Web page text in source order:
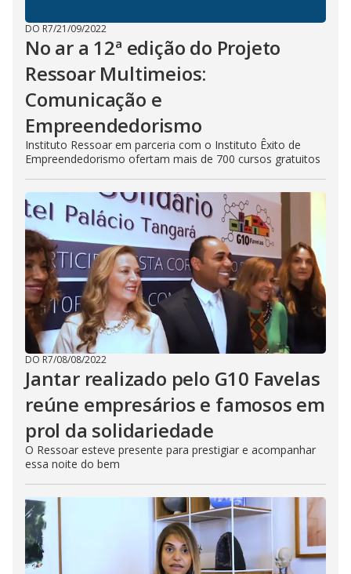
DO R7/21/09/2022
No ar a 12ª edição do Projeto
Ressoar Multimeios:
Comunicação e
Empreendedorismo
Instituto Ressoar em parceria com o Instituto Êxito de
Empreendedorismo ofertam mais de 700 cursos gratuitos
DO R7/08/08/2022
Jantar realizado pelo G10 Favelas
reúne empresários e famosos em
prol da solidariedade
O Ressoar esteve presente para prestigiar e acompanhar
essa noite do bem